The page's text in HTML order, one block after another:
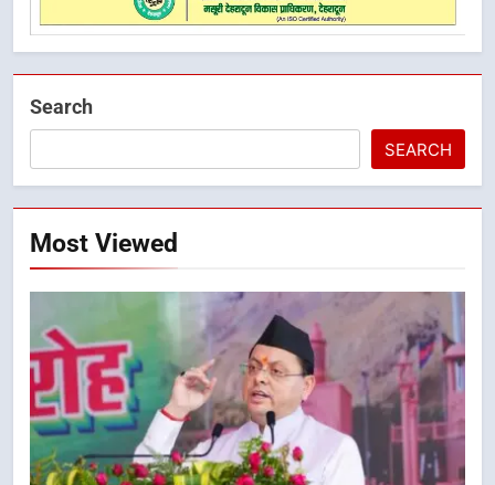
Search
SEARCH
Most Viewed